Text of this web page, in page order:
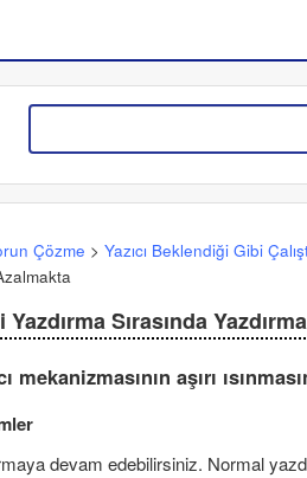
Çözme > Yazıcı Beklendiği Gibi
Sırasında
mekanizmasının aşırı
devam edebilirsiniz. Normal